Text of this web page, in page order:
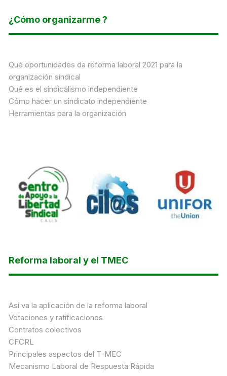
¿Cómo organizarme ?
Qué oportunidades da reforma laboral 2021 para la
organización sindical
Qué es el sindicalismo independiente
Cómo hacer un sindicato independiente
Herramientas para la organización
Reforma laboral y el TMEC
Así va la aplicación de la reforma laboral
Votaciones y ratificaciones
Contratos colectivos
CFCRL
Principales aspectos del T-MEC
Mecanismo Laboral de Respuesta Rápida